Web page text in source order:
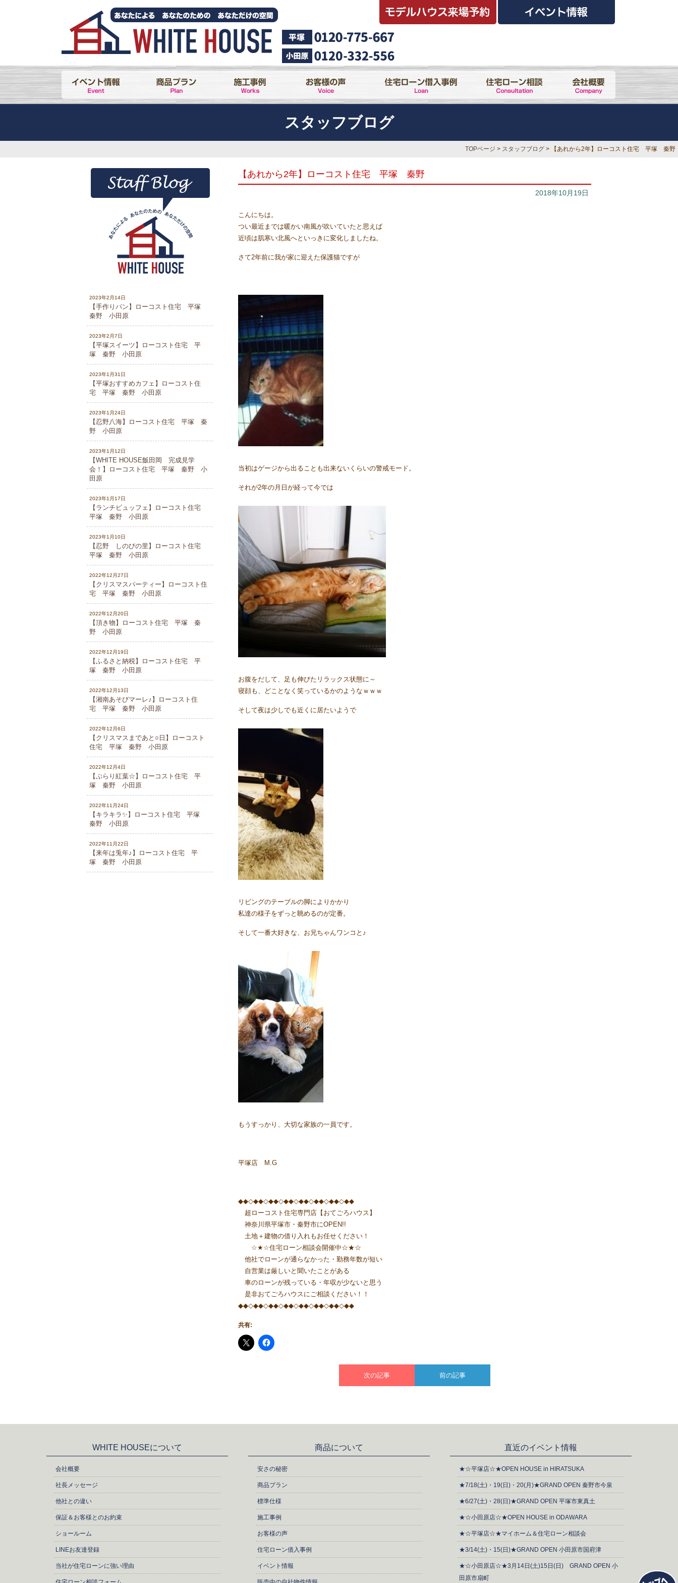
スタッフブログ
TOPページ > スタッフブログ > 【あれから2年】ローコスト住宅 平塚 秦野
【あれから2年】ローコスト住宅 平塚 秦野
2018年10月19日
こんにちは。
つい最近までは暖かい南風が吹いていたと思えば
近頃は肌寒い北風へといっきに変化しましたね。
さて2年前に我が家に迎えた保護猫ですが
当初はゲージから出ることも出来ないくらいの警戒モード。
それが2年の月日が経って今では
お腹をだして、足も伸びたリラックス状態に～
寝顔も、どことなく笑っているかのようなｗｗｗ
そして夜は少しでも近くに居たいようで
リビングのテーブルの脚によりかかり
私達の様子をずっと眺めるのが定番。
そして一番大好きな、お兄ちゃんワンコと♪
もうすっかり、大切な家族の一員です。
平塚店 M.G
◆◆◇◆◆◇◆◆◇◆◆◇◆◆◇◆◆◇◆◆◇◆◆
超ローコスト住宅専門店【おてごろハウス】
神奈川県平塚市・秦野市にOPEN!!
土地＋建物の借り入れもお任せください！
☆★☆住宅ローン相談会開催中☆★☆
他社でローンが通らなかった・勤務年数が短い
自営業は厳しいと聞いたことがある
車のローンが残っている・年収が少ないと思う
是非おてごろハウスにご相談ください！！
◆◆◇◆◆◇◆◆◇◆◆◇◆◆◇◆◆◇◆◆◇◆◆
共有:
次の記事 前の記事
2023年2月14日
【手作りパン】ローコスト住宅 平塚
秦野 小田原
2023年2月7日
【平塚スイーツ】ローコスト住宅 平
塚 秦野 小田原
2023年1月31日
【平塚おすすめカフェ】ローコスト住
宅 平塚 秦野 小田原
2023年1月24日
【忍野八海】ローコスト住宅 平塚 秦
野 小田原
2023年1月12日
【WHITE HOUSE飯田岡 完成見学
会！】ローコスト住宅 平塚 秦野 小
田原
2023年1月17日
【ランチビュッフェ】ローコスト住宅
平塚 秦野 小田原
2023年1月10日
【忍野 しのびの里】ローコスト住宅
平塚 秦野 小田原
2022年12月27日
【クリスマスパーティー】ローコスト住
宅 平塚 秦野 小田原
2022年12月20日
【頂き物】ローコスト住宅 平塚 秦
野 小田原
2022年12月19日
【ふるさと納税】ローコスト住宅 平
塚 秦野 小田原
2022年12月13日
【湘南あそびマーレ♪】ローコスト住
宅 平塚 秦野 小田原
2022年12月6日
【クリスマスまであと○日】ローコスト
住宅 平塚 秦野 小田原
2022年12月4日
【ぶらり紅葉☆】ローコスト住宅 平
塚 秦野 小田原
2022年11月24日
【キラキラ✨】ローコスト住宅 平塚
秦野 小田原
2022年11月22日
【来年は兎年♪】ローコスト住宅 平
塚 秦野 小田原
WHITE HOUSEについて
会社概要
社長メッセージ
他社との違い
保証＆お客様とのお約束
ショールーム
LINEお友達登録
当社が住宅ローンに強い理由
商品について
安さの秘密
商品プラン
標準仕様
施工事例
お客様の声
住宅ローン借入事例
イベント情報
直近のイベント情報
★☆平塚店☆★OPEN HOUSE in HIRATSUKA
★7/18(土)・19(日)・20(月)★GRAND OPEN 秦野市今泉
★6/27(土)・28(日)★GRAND OPEN 平塚市東真土
★☆小田原店☆★OPEN HOUSE in ODAWARA
★☆平塚店☆★マイホーム＆住宅ローン相談会
★3/14(土)・15(日)★GRAND OPEN 小田原市国府津
★☆小田原店☆★3月14日(土)15日(日) GRAND OPEN 小
田原市扇町